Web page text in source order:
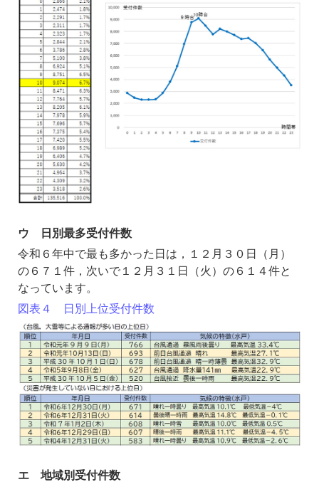
ウ 日別最多受付件数
令和６年中で最も多かった日は，１２月３０日（月）
の６７１件，次いで１２月３１日（火）の６１４件と
なっています。
図表４ 日別上位受付件数
エ 地域別受付件数